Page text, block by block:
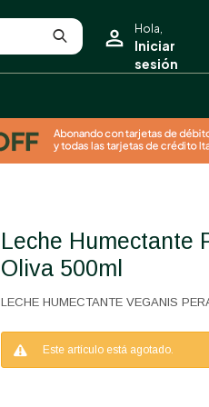
Leche Humectante Pera Silvestre Y
Oliva 500ml
LECHE HUMECTANTE VEGANIS
Este artículo está agotado.